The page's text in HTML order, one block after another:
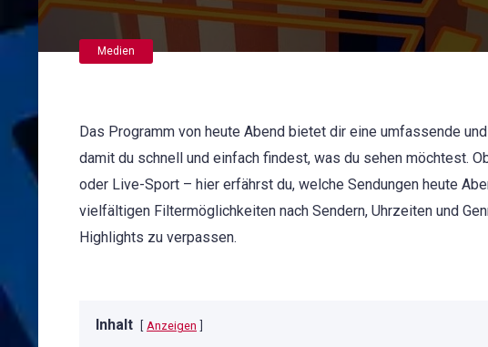
Medien
Das Programm von heute Abend bietet dir eine umfassende
damit du schnell und einfach findest, was du sehen möchtest.
oder Live-Sport – hier erfährst du, welche Sendungen heute
vielfältigen Filtermöglichkeiten nach Sendern, Uhrzeiten und
Highlights zu verpassen.
Inhalt Anzeigen